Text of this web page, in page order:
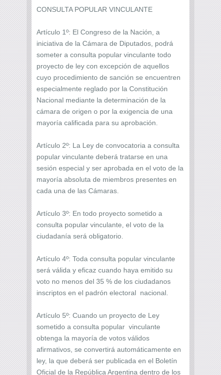
CONSULTA POPULAR VINCULANTE
Artículo 1º: El Congreso de la Nación, a
iniciativa de la Cámara de Diputados, podrá
someter a consulta popular vinculante todo
proyecto de ley con excepción de aquellos
cuyo procedimiento de sanción se encuentren
especialmente reglado por la Constitución
Nacional mediante la determinación de la
cámara de origen o por la exigencia de una
mayoría calificada para su aprobación.
Artículo 2º: La Ley de convocatoria a consulta
popular vinculante deberá tratarse en una
sesión especial y ser aprobada en el voto de la
mayoría absoluta de miembros presentes en
cada una de las Cámaras.
Artículo 3º: En todo proyecto sometido a
consulta popular vinculante, el voto de la
ciudadanía será obligatorio.
Artículo 4º: Toda consulta popular vinculante
será válida y eficaz cuando haya emitido su
voto no menos del 35 % de los ciudadanos
inscriptos en el padrón electoral nacional.
Artículo 5º: Cuando un proyecto de Ley
sometido a consulta popular vinculante
obtenga la mayoría de votos válidos
afirmativos, se convertirá automáticamente en
ley, la que deberá ser publicada en el Boletín
Oficial de la República Argentina dentro de los